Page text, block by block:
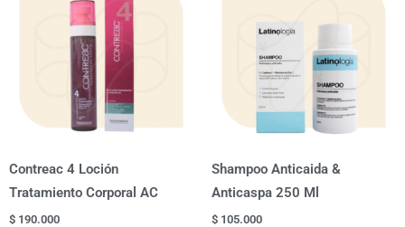
Contreac 4 Loción
Tratamiento Corporal AC
$ 190.000
Shampoo Anticaida &
Anticaspa 250 Ml
$ 105.000